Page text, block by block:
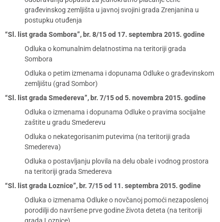
građevinskog zemljišta u javnoj svojini grada Zrenjanina u
postupku otuđenja
“Sl. list grada Sombora”, br. 8/15 od 17. septembra 2015. godine
Odluka o komunalnim delatnostima na teritoriji grada
Sombora
Odluka o petim izmenama i dopunama Odluke o građevinskom
zemljištu (grad Sombor)
“Sl. list grada Smedereva”, br. 7/15 od 5. novembra 2015. godine
Odluka o izmenama i dopunama Odluke o pravima socijalne
zaštite u gradu Smederevu
Odluka o nekategorisanim putevima (na teritoriji grada
Smedereva)
Odluka o postavljanju plovila na delu obale i vodnog prostora
na teritoriji grada Smedereva
“Sl. list grada Loznice”, br. 7/15 od 11. septembra 2015. godine
Odluka o izmenama Odluke o novčanoj pomoći nezaposlenoj
porodilji do navršene prve godine života deteta (na teritoriji